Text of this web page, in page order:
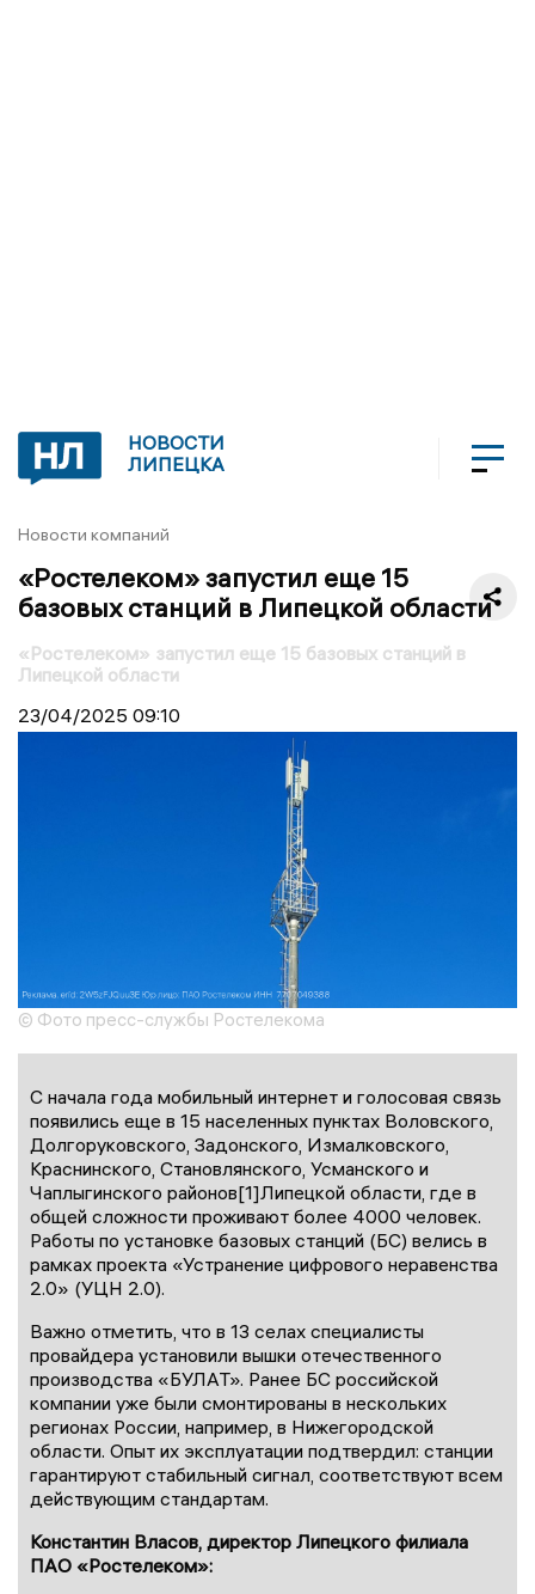
НОВОСТИ
ЛИПЕЦКА
Новости компаний
«Ростелеком» запустил еще 15
базовых станций в Липецкой области
«Ростелеком» запустил еще 15 базовых станций в
Липецкой области
23/04/2025 09:10
© Фото пресс-службы Ростелекома
С начала года мобильный интернет и голосовая связь
появились еще в 15 населенных пунктах Воловского,
Долгоруковского, Задонского, Измалковского,
Краснинского, Становлянского, Усманского и
Чаплыгинского районов[1]Липецкой области, где в
общей сложности проживают более 4000 человек.
Работы по установке базовых станций (БС) велись в
рамках проекта «Устранение цифрового неравенства
2.0» (УЦН 2.0).
Важно отметить, что в 13 селах специалисты
провайдера установили вышки отечественного
производства «БУЛАТ». Ранее БС российской
компании уже были смонтированы в нескольких
регионах России, например, в Нижегородской
области. Опыт их эксплуатации подтвердил: станции
гарантируют стабильный сигнал, соответствуют всем
действующим стандартам.
Константин Власов, директор Липецкого филиала
ПАО «Ростелеком»: